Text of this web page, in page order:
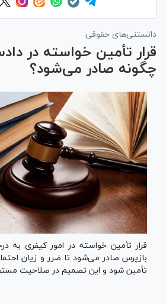
دانستنی‌های حقوقی
قرار تأمین خواسته در
چگونه صادر می‌شود؟
قرار تأمین خواسته در امور کیفری
بازپرس صادر می‌شود تا ضرر و زیان
تأمین شود و این تصمیم در صلاحیت